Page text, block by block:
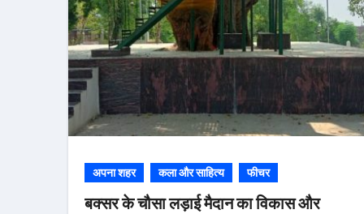
अपना शहर कला और साहित्य फीचर
बक्सर के चौसा लड़ाई मैदान का विकास और